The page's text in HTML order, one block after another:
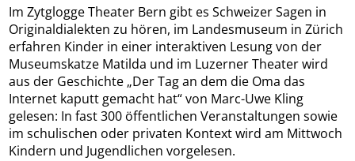
Im Zytglogge Theater Bern gibt es Schweizer Sagen in
Originaldialekten zu hören, im Landesmuseum in Zürich
erfahren Kinder in einer interaktiven Lesung von der
Museumskatze Matilda und im Luzerner Theater wird
aus der Geschichte „Der Tag an dem die Oma das
Internet kaputt gemacht hat“ von Marc-Uwe Kling
gelesen: In fast 300 öffentlichen Veranstaltungen sowie
im schulischen oder privaten Kontext wird am Mittwoch
Kindern und Jugendlichen vorgelesen.